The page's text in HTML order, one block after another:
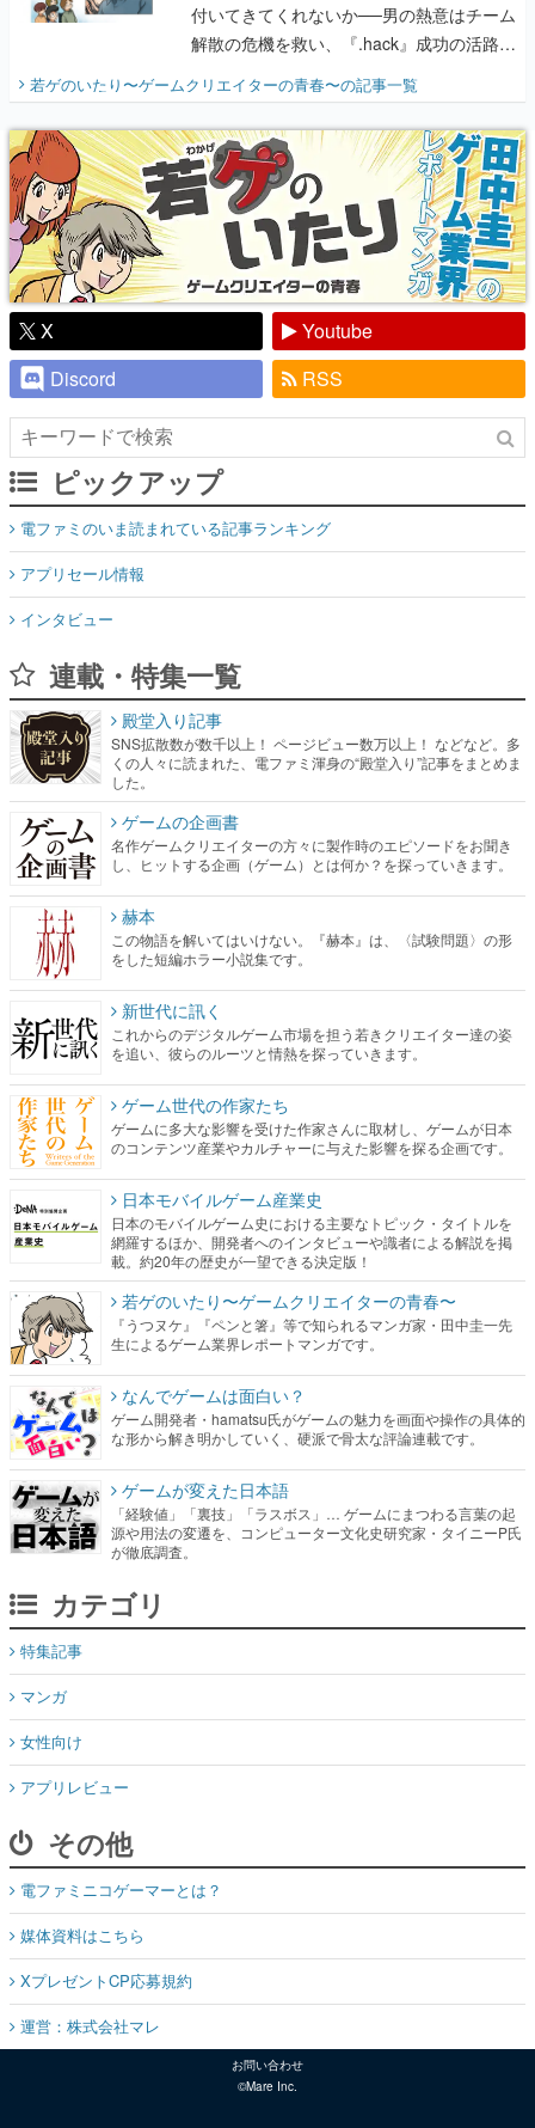
付いてきてくれないか──男の熱意はチーム
解散の危機を救い、『.hack』成功の活路を
『少年ジャンプ』色だった【若ゲのいた
り】
若ゲのいたり〜ゲームクリエイターの青春〜の記事一覧
X
Youtube
Discord
RSS
ピックアップ
電ファミのいま読まれている記事ランキング
アプリセール情報
インタビュー
連載・特集一覧
殿堂入り記事
SNS拡散数が数千以上！ ページビュー数万以上！ などなど。多
くの人々に読まれた、電ファミ渾身の“殿堂入り”記事をまとめま
した。
ゲームの企画書
名作ゲームクリエイターの方々に製作時のエピソードをお聞き
し、ヒットする企画（ゲーム）とは何か？を探っていきます。
赫本
この物語を解いてはいけない。『赫本』は、〈試験問題〉の形
をした短編ホラー小説集です。
新世代に訊く
これからのデジタルゲーム市場を担う若きクリエイター達の姿
を追い、彼らのルーツと情熱を探っていきます。
ゲーム世代の作家たち
ゲームに多大な影響を受けた作家さんに取材し、ゲームが日本
のコンテンツ産業やカルチャーに与えた影響を探る企画です。
日本モバイルゲーム産業史
日本のモバイルゲーム史における主要なトピック・タイトルを
網羅するほか、開発者へのインタビューや識者による解説を掲
載。約20年の歴史が一望できる決定版！
若ゲのいたり〜ゲームクリエイターの青春〜
『うつヌケ』『ペンと箸』等で知られるマンガ家・田中圭一先
生によるゲーム業界レポートマンガです。
なんでゲームは面白い？
ゲーム開発者・hamatsu氏がゲームの魅力を画面や操作の具体的
な形から解き明かしていく、硬派で骨太な評論連載です。
ゲームが変えた日本語
「経験値」「裏技」「ラスボス」… ゲームにまつわる言葉の起
源や用法の変遷を、コンピューター文化史研究家・タイニーP氏
が徹底調査。
カテゴリ
特集記事
マンガ
女性向け
アプリレビュー
その他
電ファミニコゲーマーとは？
媒体資料はこちら
XプレゼントCP応募規約
運営：株式会社マレ
お問い合わせ
©Mare Inc.